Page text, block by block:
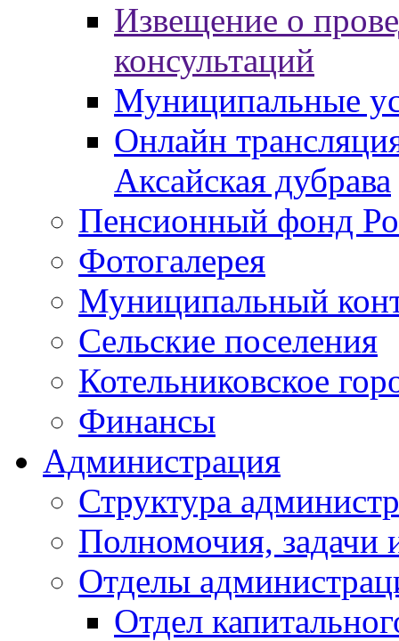
Извещение о
консультаций
Муниципальные
Онлайн
Аксайская дубрава
Пенсионный фонд
Фотогалерея
Муниципальный
Сельские поселения
Котельниковское
Финансы
Администрация
Структура
Полномочия, задачи
Отделы
Отдел